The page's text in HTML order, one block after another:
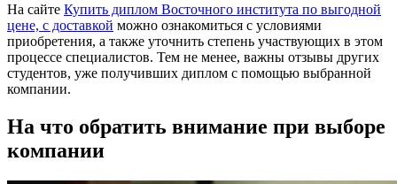
На сайте Купить диплом Восточного института по выгодной
цене, с доставкой можно ознакомиться с условиями
приобретения, а также уточнить степень участвующих в этом
процессе специалистов. Тем не менее, важны отзывы других
студентов, уже получивших диплом с помощью выбранной
компании.
На что обратить внимание при выборе
компании